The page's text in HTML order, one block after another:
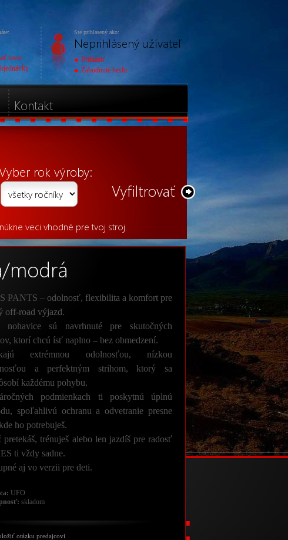
modrá
PANTS – odolnosť, flexibilita a komfort pre
off-road výjazd.
nohavice sú navrhnuté pre skutočných
ktorí chcú ísť naplno – bez obmedzení.
extrémnou odolnosťou, nízkou
a perfektným strihom, ktorý sa
každému pohybu.
podmienkach ti poskytnú úplnú
spoľahlivú ochranu a odvetranie presne
ho potrebuješ.
pretekáš, trénuješ alebo len jazdíš pre radosť
ti vždy sadne.
aj vo verzii pre deti.
UFO
skladom
otázku predajcovi
Ste prihlasený ako:
Neprihlásený užívateľ
Prihlásiť
Zabudnuté heslo
tovar
Kontakt
Vyfiltrovať